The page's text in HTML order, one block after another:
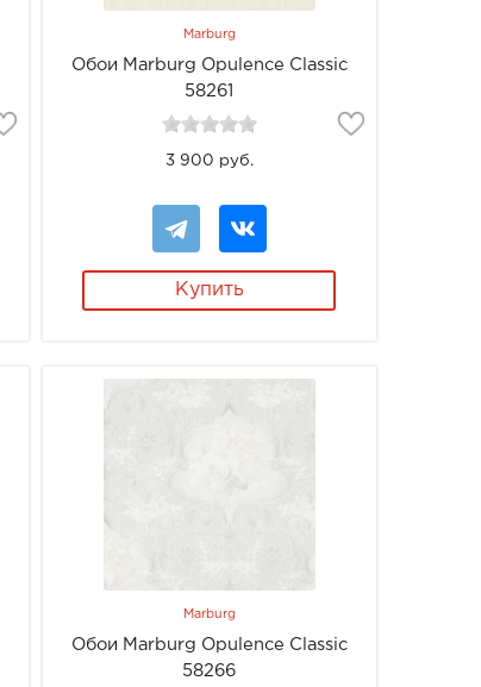
Marburg
Обои Marburg Opulence Classic
58261
3 900 руб.
Купить
Marburg
Обои Marburg Opulence Classic
58266